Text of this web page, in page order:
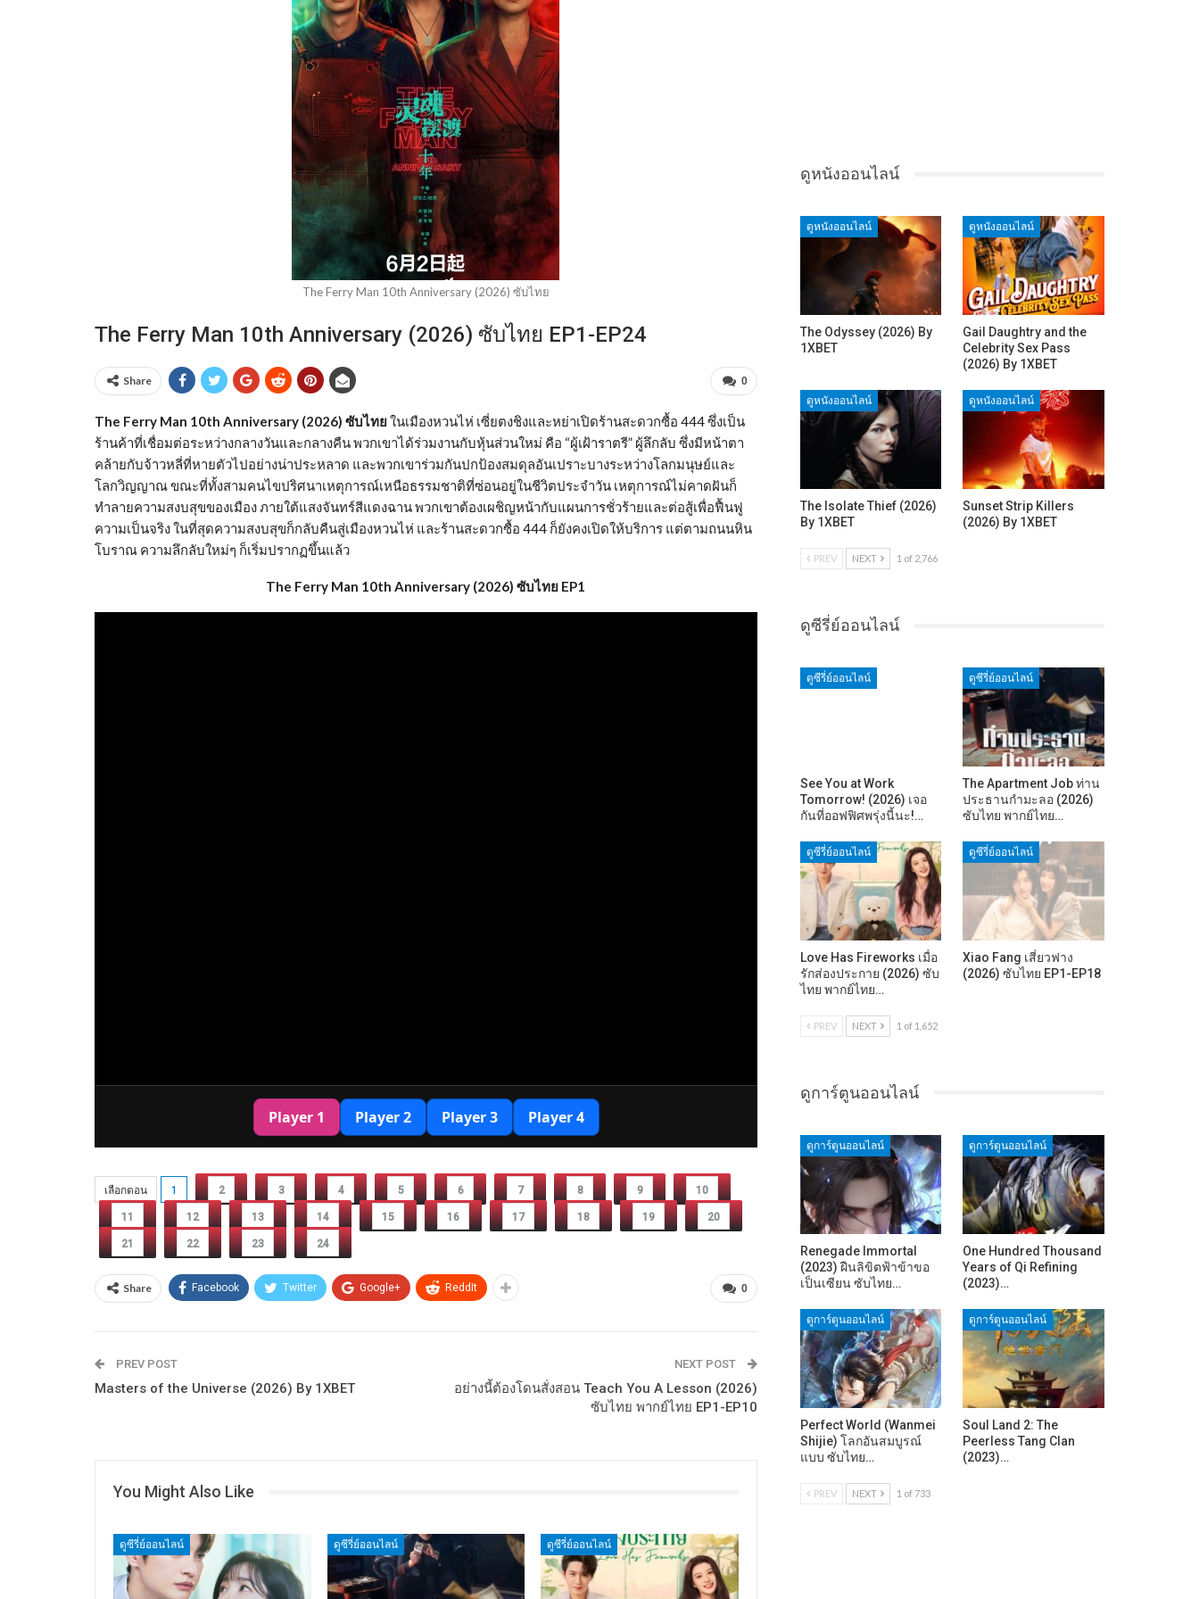
The Ferry Man 10th Anniversary (2026) ซับไทย
The Ferry Man 10th Anniversary (2026) ซับไทย EP1-EP24
0
Share
The Ferry Man 10th Anniversary (2026) ซับไทยในเมืองหวนไห่ เซี่ยตงชิงและหย่าเปิดร้านสะดวกซื้อ 444 ซึ่งเป็น
ร้านค้าที่เชื่อมต่อระหว่างกลางวันและกลางคืน พวกเขาได้ร่วมงานกับหุ้นส่วนใหม่ คือ “ผู้เฝ้าราตรี” ผู้ลึกลับ ซึ่งมีหน้าตา
คล้ายกับจ้าวหลี่ที่หายตัวไปอย่างน่าประหลาด และพวกเขาร่วมกันปกป้องสมดุลอันเปราะบางระหว่างโลกมนุษย์และ
โลกวิญญาณ ขณะที่ทั้งสามคนไขปริศนาเหตุการณ์เหนือธรรมชาติที่ซ่อนอยู่ในชีวิตประจำวัน เหตุการณ์ไม่คาดฝันก็
ทำลายความสงบสุขของเมือง ภายใต้แสงจันทร์สีแดงฉาน พวกเขาต้องเผชิญหน้ากับแผนการชั่วร้ายและต่อสู้เพื่อฟื้นฟู
ความเป็นจริง ในที่สุดความสงบสุขก็กลับคืนสู่เมืองหวนไห่ และร้านสะดวกซื้อ 444 ก็ยังคงเปิดให้บริการ แต่ตามถนนหิน
โบราณ ความลึกลับใหม่ๆ ก็เริ่มปรากฏขึ้นแล้ว
The Ferry Man 10th Anniversary (2026) ซับไทย EP1
เลือกตอน 1 2 3 4 5 6 7 8 9 10
11 12 13 14 15 16 17 18 19 20
21 22 23 24
0
Share Facebook Twitter Google+ ReddIt
PREV POST
Masters of the Universe (2026) By 1XBET
NEXT POST
อย่างนี้ต้องโดนสั่งสอน Teach You A Lesson (2026)
ซับไทย พากย์ไทย EP1-EP10
You Might Also Like
ดูซีรี่ย์ออนไลน์ ดูซีรี่ย์ออนไลน์ ดูซีรี่ย์ออนไลน์
ดูหนังออนไลน์
ดูหนังออนไลน์
The Odyssey (2026) By
1XBET
ดูหนังออนไลน์
Gail Daughtry and the
Celebrity Sex Pass
(2026) By 1XBET
ดูหนังออนไลน์
The Isolate Thief (2026)
By 1XBET
ดูหนังออนไลน์
Sunset Strip Killers
(2026) By 1XBET
PREV NEXT 1 of 2,766
ดูซีรี่ย์ออนไลน์
ดูซีรี่ย์ออนไลน์
See You at Work
Tomorrow! (2026) เจอ
กันที่ออฟฟิศพรุ่งนี้นะ!…
ดูซีรี่ย์ออนไลน์
The Apartment Job ท่าน
ประธานกำมะลอ (2026)
ซับไทย พากย์ไทย…
ดูซีรี่ย์ออนไลน์
Love Has Fireworks เมื่อ
รักส่องประกาย (2026) ซับ
ไทย พากย์ไทย…
ดูซีรี่ย์ออนไลน์
Xiao Fang เสี่ยวฟาง
(2026) ซับไทย EP1-EP18
PREV NEXT 1 of 1,652
ดูการ์ตูนออนไลน์
ดูการ์ตูนออนไลน์
Renegade Immortal
(2023) ฝืนลิขิตฟ้าข้าขอ
เป็นเซียน ซับไทย…
ดูการ์ตูนออนไลน์
One Hundred Thousand
Years of Qi Refining
(2023)…
ดูการ์ตูนออนไลน์
Perfect World (Wanmei
Shijie) โลกอันสมบูรณ์
แบบ ซับไทย…
ดูการ์ตูนออนไลน์
Soul Land 2: The
Peerless Tang Clan
(2023)…
PREV NEXT 1 of 733